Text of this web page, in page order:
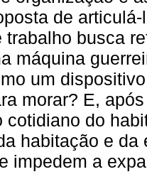
de
trabalho busca
máquina
um
morar? E,
cotidiano do
habitação e
impedem a